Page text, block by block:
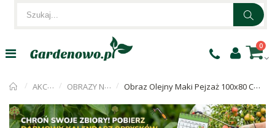
0
AKCESORIA OBRAZY NA PŁÓTNIE Obraz Olejny Maki Pejzaż 100x80 Cm Malowany Szpachelką